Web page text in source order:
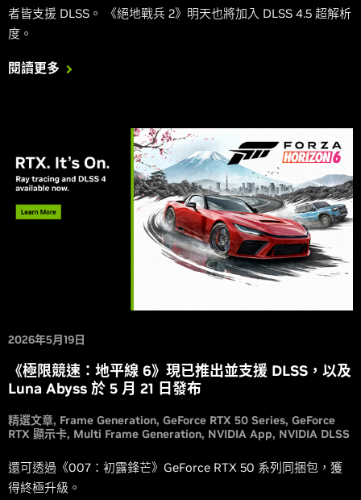
者皆支援 DLSS。 《絕地戰兵 2》明天也將加入 DLSS 4.5 超解析
度。
閱讀更多
2026年5月19日
《極限競速：地平線 6》現已推出並支援 DLSS，以及
Luna Abyss 於 5 月 21 日發布
精選文章 Frame Generation GeForce RTX 50 Series GeForce
RTX 顯示卡 Multi Frame Generation NVIDIA App NVIDIA DLSS
還可透過《007：初露鋒芒》GeForce RTX 50 系列同捆包，獲
得終極升級。